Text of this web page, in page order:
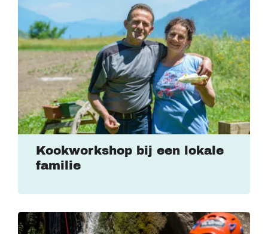
Kookworkshop bij een lokale
familie